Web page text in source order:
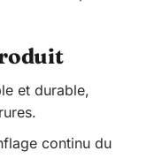
et durable,
continu du